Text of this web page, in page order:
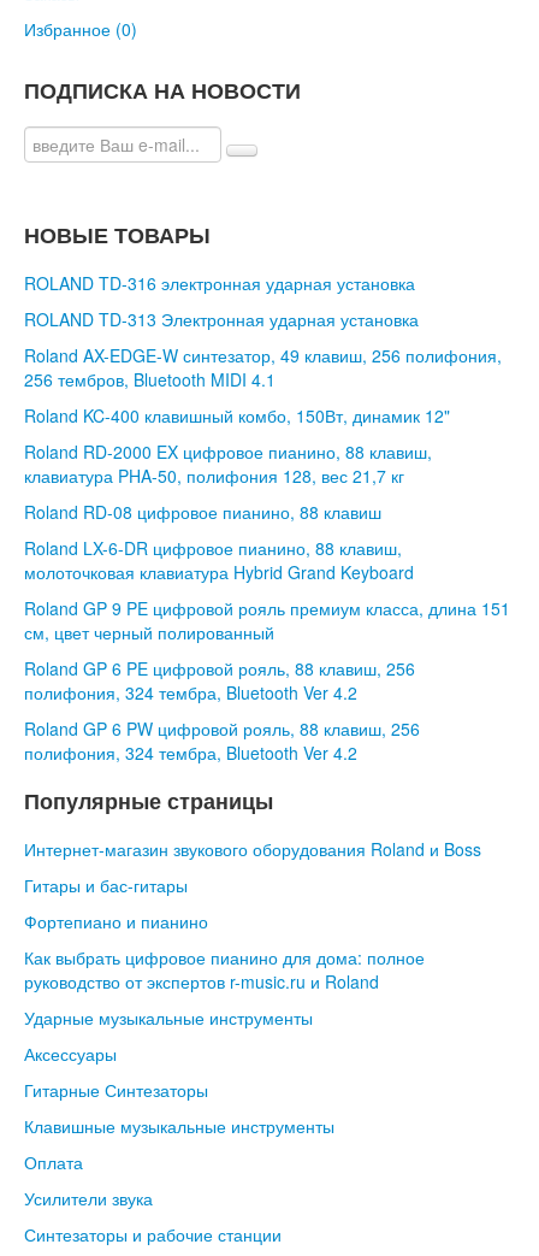
Избранное (0)
ПОДПИСКА НА НОВОСТИ
НОВЫЕ ТОВАРЫ
ROLAND TD-316 электронная ударная установка
ROLAND TD-313 Электронная ударная установка
Roland AX-EDGE-W синтезатор, 49 клавиш, 256 полифония,
256 тембров, Bluetooth MIDI 4.1
Roland KC-400 клавишный комбо, 150Вт, динамик 12"
Roland RD-2000 EX цифровое пианино, 88 клавиш,
клавиатура PHA-50, полифония 128, вес 21,7 кг
Roland RD-08 цифровое пианино, 88 клавиш
Roland LX-6-DR цифровое пианино, 88 клавиш,
молоточковая клавиатура Hybrid Grand Keyboard
Roland GP 9 PE цифровой рояль премиум класса, длина 151
см, цвет черный полированный
Roland GP 6 PE цифровой рояль, 88 клавиш, 256
полифония, 324 тембра, Bluetooth Ver 4.2
Roland GP 6 PW цифровой рояль, 88 клавиш, 256
полифония, 324 тембра, Bluetooth Ver 4.2
Популярные страницы
Интернет-магазин звукового оборудования Roland и Boss
Гитары и бас-гитары
Фортепиано и пианино
Как выбрать цифровое пианино для дома: полное
руководство от экспертов r-music.ru и Roland
Ударные музыкальные инструменты
Аксессуары
Гитарные Синтезаторы
Клавишные музыкальные инструменты
Оплата
Усилители звука
Синтезаторы и рабочие станции